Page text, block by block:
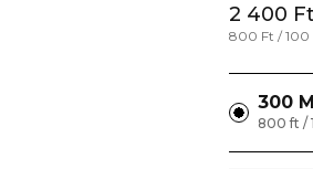
2 400 Ft
800 Ft / 100
300
800 ft /